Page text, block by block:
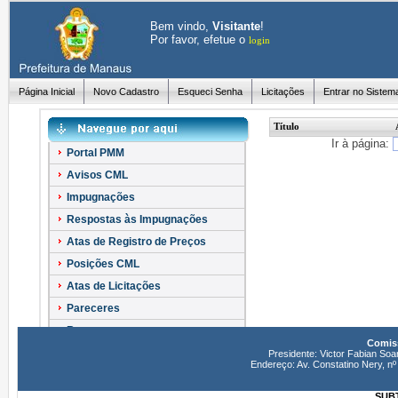
Bem vindo, Visitante!
Por favor, efetue o login
Página Inicial Novo Cadastro Esqueci Senha Licitações Entrar no
Portal PMM
Avisos CML
Impugnações
Respostas às Impugnações
Atas de Registro de Preços
Posições CML
Atas de Licitações
Pareceres
Recursos
Título
Ir à página:
Presidente: Victor Fabian
Endereço: Av. Constatino Nery,